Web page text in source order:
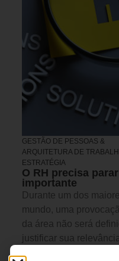
GESTÃO DE PESSOAS &
ARQUITETURA DE
ESTRATÉGIA
O RH precisa
importante
Durante um dos
mundo, uma
da área não será
justificar sua